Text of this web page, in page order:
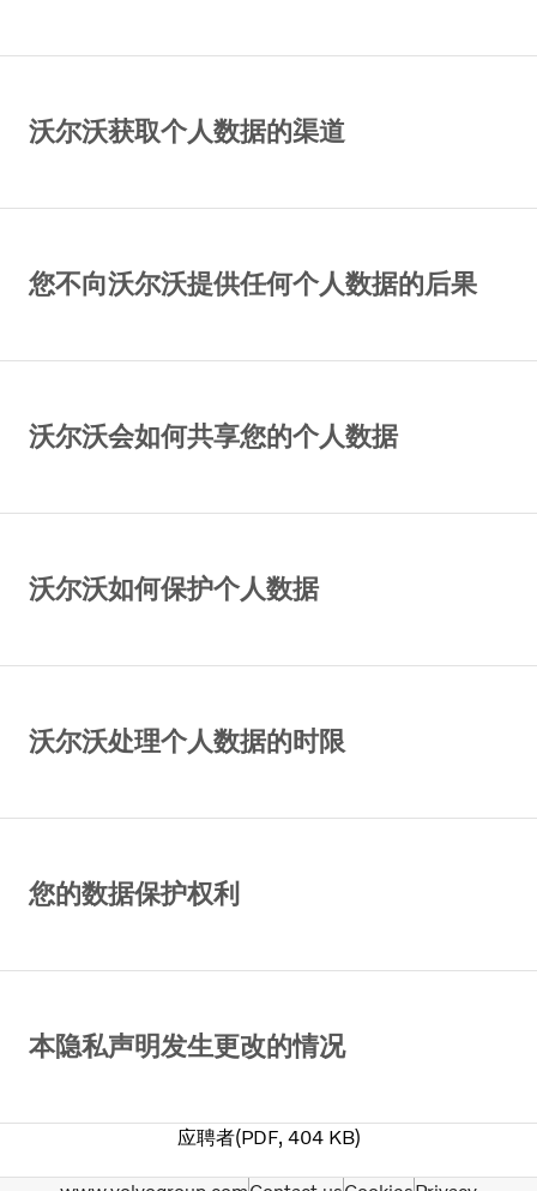
沃尔沃获取个人数据的渠道
您不向沃尔沃提供任何个人数据的后果
沃尔沃会如何共享您的个人数据
沃尔沃如何保护个人数据
沃尔沃处理个人数据的时限
您的数据保护权利
本隐私声明发生更改的情况
应聘者 PDF 404 KB